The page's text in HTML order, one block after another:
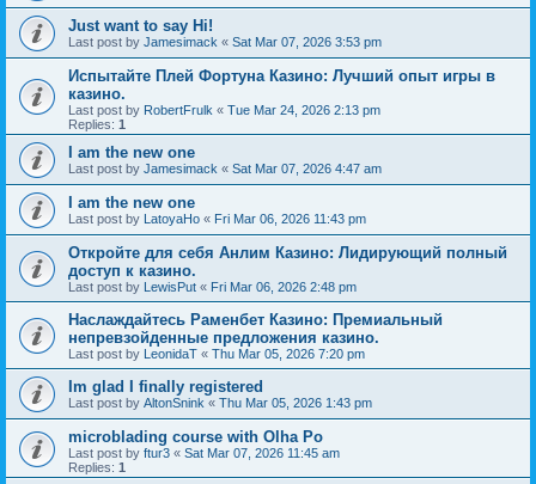
Just want to say Hi!
Last post by Jamesimack « Sat Mar 07, 2026 3:53 pm
Испытайте Плей Фортуна Казино: Лучший опыт игры в
казино.
Last post by RobertFrulk « Tue Mar 24, 2026 2:13 pm
Replies: 1
I am the new one
Last post by Jamesimack « Sat Mar 07, 2026 4:47 am
I am the new one
Last post by LatoyaHo « Fri Mar 06, 2026 11:43 pm
Откройте для себя Анлим Казино: Лидирующий полный
доступ к казино.
Last post by LewisPut « Fri Mar 06, 2026 2:48 pm
Наслаждайтесь Раменбет Казино: Премиальный
непревзойденные предложения казино.
Last post by LeonidaT « Thu Mar 05, 2026 7:20 pm
Im glad I finally registered
Last post by AltonSnink « Thu Mar 05, 2026 1:43 pm
microblading course with Olha Po
Last post by ftur3 « Sat Mar 07, 2026 11:45 am
Replies: 1